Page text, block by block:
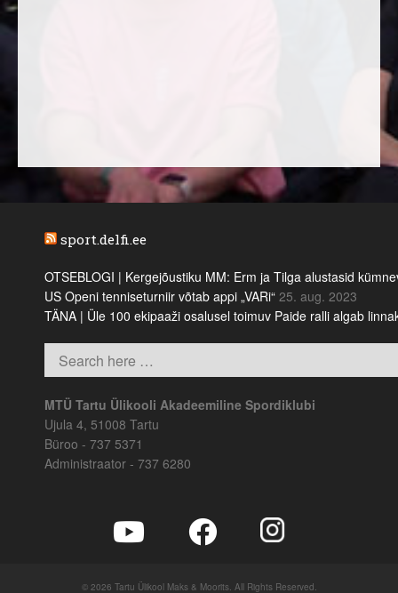
sport.delfi.ee
OTSEBLOGI | Kergejõustiku MM: Erm ja Tilga alustasid
US Openi tenniseturniir võtab appi „VARi“ 25. aug. 2023
TÄNA | Üle 100 ekipaaži osalusel toimuv Paide ralli algab
MTÜ Tartu Ülikooli Akadeemiline Spordiklubi
Ujula 4, 51008 Tartu
Büroo - 737 5371
Administraator - 737 6280
© 2026 Tartu Ülikool Maks & Moorits. All Rights Reserved.